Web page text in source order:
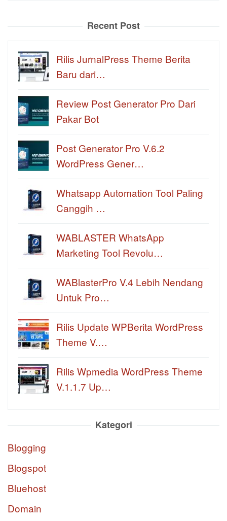
Recent Post
Rilis JurnalPress Theme Berita
Baru dari…
Review Post Generator Pro Dari
Pakar Bot
Post Generator Pro V.6.2
WordPress Gener…
Whatsapp Automation Tool Paling
Canggih …
WABLASTER WhatsApp
Marketing Tool Revolu…
WABlasterPro V.4 Lebih Nendang
Untuk Pro…
Rilis Update WPBerita WordPress
Theme V.…
Rilis Wpmedia WordPress Theme
V.1.1.7 Up…
Kategori
Blogging
Blogspot
Bluehost
Domain